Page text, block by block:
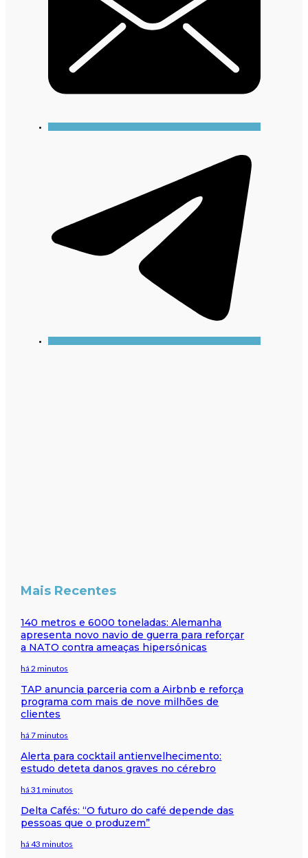
Mais Recentes
140 metros e 6000 toneladas: Alemanha
apresenta novo navio de guerra para reforçar
a NATO contra ameaças hipersónicas
há 2 minutos
TAP anuncia parceria com a Airbnb e reforça
programa com mais de nove milhões de
clientes
há 7 minutos
Alerta para cocktail antienvelhecimento:
estudo deteta danos graves no cérebro
há 31 minutos
Delta Cafés: “O futuro do café depende das
pessoas que o produzem”
há 43 minutos